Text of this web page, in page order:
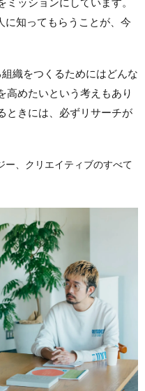
に知ってもらうことが、今
織をつくるためにはどんな
高めたいという考えもあり
ときには、必ずリサーチが
、クリエイティブのすべて